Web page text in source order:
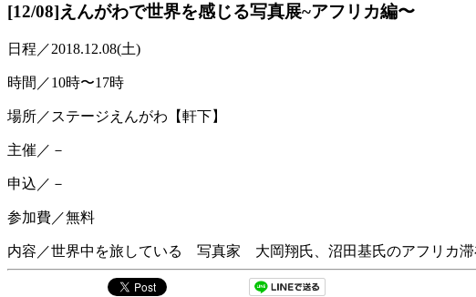
[12/08]えんがわで世界を感じる写真展~アフリカ編〜
日程／2018.12.08(土)
時間／10時〜17時
場所／ステージえんがわ【軒下】
主催／－
申込／－
参加費／無料
内容／世界中を旅している 写真家 大岡翔氏、沼田基氏のアフリカ滞